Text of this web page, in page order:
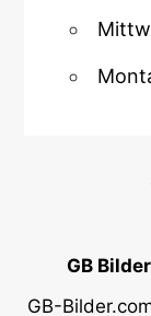
GB
GB-